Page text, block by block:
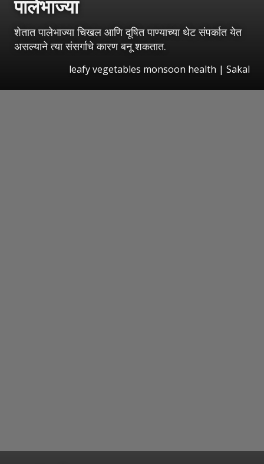
पालेभाज्या
शेतात पालेभाज्या चिखल आणि दूषित पाण्याच्या थेट संपर्कात येत
असल्याने त्या संसर्गाचे कारण बनू शकतात.
leafy vegetables monsoon health | Sakal